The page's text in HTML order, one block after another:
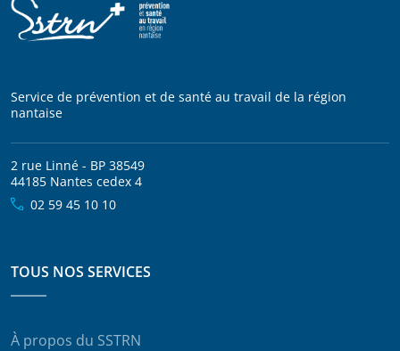
Service de prévention et de santé au travail de la région
nantaise
2 rue Linné - BP 38549
44185 Nantes cedex 4
02 59 45 10 10
TOUS NOS SERVICES
À propos du SSTRN